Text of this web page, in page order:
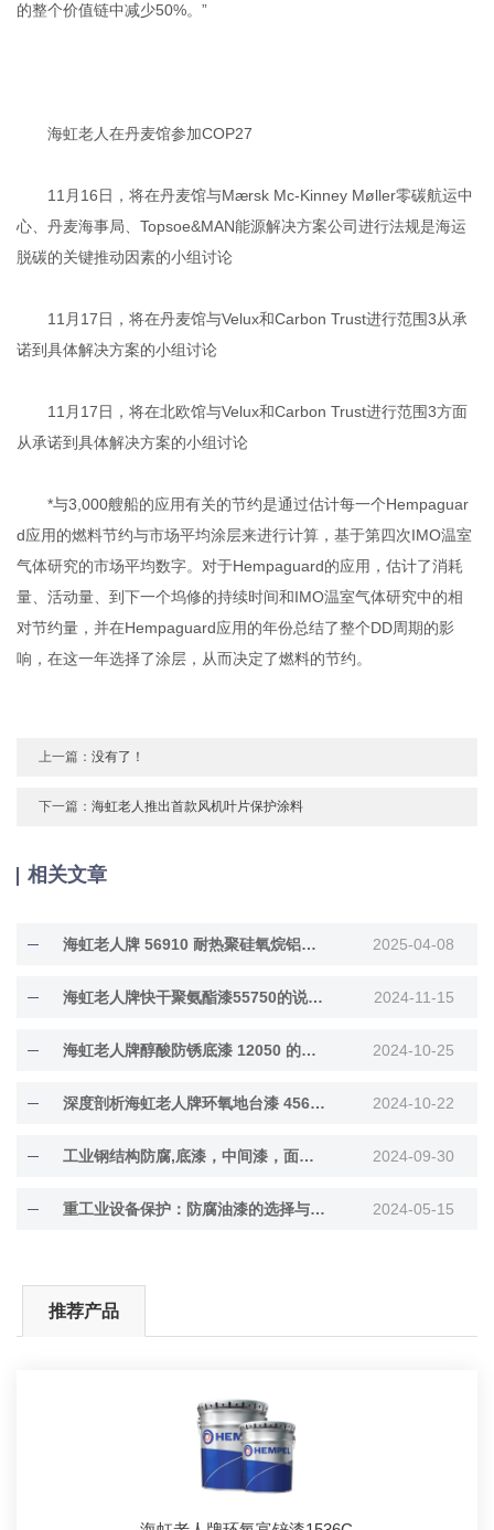
的整个价值链中减少50%。”
海虹老人在丹麦馆参加COP27
11月16日，将在丹麦馆与Mærsk Mc-Kinney Møller零碳航运中
心、丹麦海事局、Topsoe&MAN能源解决方案公司进行法规是海运
脱碳的关键推动因素的小组讨论
11月17日，将在丹麦馆与Velux和Carbon Trust进行范围3从承
诺到具体解决方案的小组讨论
11月17日，将在北欧馆与Velux和Carbon Trust进行范围3方面
从承诺到具体解决方案的小组讨论
*与3,000艘船的应用有关的节约是通过估计每一个Hempaguar
d应用的燃料节约与市场平均涂层来进行计算，基于第四次IMO温室
气体研究的市场平均数字。对于Hempaguard的应用，估计了消耗
量、活动量、到下一个坞修的持续时间和IMO温室气体研究中的相
对节约量，并在Hempaguard应用的年份总结了整个DD周期的影
响，在这一年选择了涂层，从而决定了燃料的节约。
上一篇：没有了！
下一篇：海虹老人推出首款风机叶片保护涂料
相关文章
海虹老人牌 56910 耐热聚硅氧烷铝粉漆深度解··· 2025-04-08
海虹老人牌快干聚氨酯漆55750的说明书内容 2024-11-15
海虹老人牌醇酸防锈底漆 12050 的防护功效大··· 2024-10-25
深度剖析海虹老人牌环氧地台漆 45660 的特点··· 2024-10-22
工业钢结构防腐,底漆，中间漆，面漆膜厚涂多少厚 2024-09-30
重工业设备保护：防腐油漆的选择与评估标准 2024-05-15
推荐产品